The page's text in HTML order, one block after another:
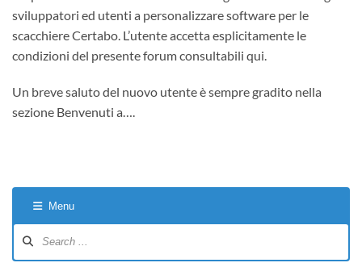
sviluppatori ed utenti a personalizzare software per le
scacchiere Certabo. L’utente accetta esplicitamente le
condizioni del presente forum consultabili qui.
Un breve saluto del nuovo utente è sempre gradito nella
sezione Benvenuti a….
Menu
Navigation